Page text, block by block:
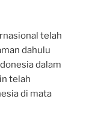
telah
dahulu
dalam
telah
di mata